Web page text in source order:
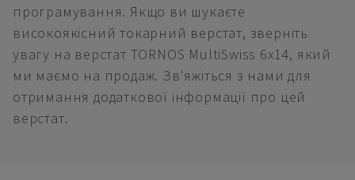
програмування. Якщо ви шукаєте
високоякісний токарний верстат, зверніть
увагу на верстат TORNOS MultiSwiss 6x14, який
ми маємо на продаж. Зв'яжіться з нами для
отримання додаткової інформації про цей
верстат.